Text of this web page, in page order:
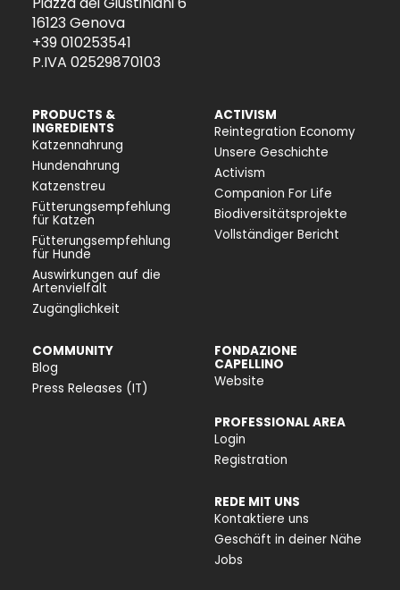
16123 Genova
+39 010253541
P.IVA 02529870103
PRODUCTS &
INGREDIENTS
Katzennahrung
Hundenahrung
Katzenstreu
Fütterungsempfehlung
für Katzen
Fütterungsempfehlung
für Hunde
Auswirkungen auf die
Artenvielfalt
Zugänglichkeit
ACTIVISM
Reintegration Economy
Unsere Geschichte
Activism
Companion For Life
Biodiversitätsprojekte
Vollständiger Bericht
COMMUNITY
Blog
Press Releases (IT)
FONDAZIONE
CAPELLINO
Website
PROFESSIONAL AREA
Login
Registration
REDE MIT UNS
Kontaktiere uns
Geschäft in deiner Nähe
Jobs